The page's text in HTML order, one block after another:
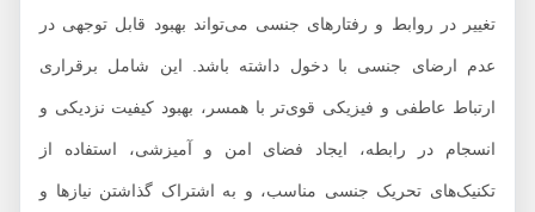
تغییر در روابط و رفتارهای جنسی می‌تواند بهبود قابل توجهی در
عدم ارضای جنسی با دخول داشته باشد. این شامل برقراری
ارتباط عاطفی و فیزیکی قوی‌تر با همسر، بهبود کیفیت نزدیکی و
انسجام در رابطه، ایجاد فضای امن و آمیزشی، استفاده از
تکنیک‌های تحریک جنسی مناسب، و به اشتراک گذاشتن نیازها و